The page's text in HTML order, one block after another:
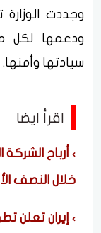
وجددت الوزارة
ودعمها لكل
سيادتها وأمنها.
اقرأ ايضا
خلال النصف الأول
إيران تعلن